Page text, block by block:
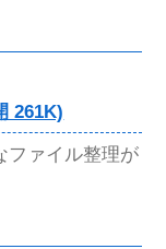
261K)
ファイル整理が